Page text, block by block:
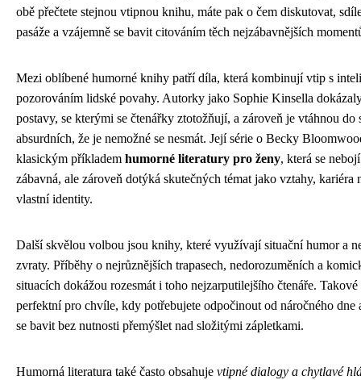
obě přečtete stejnou vtipnou knihu, máte pak o čem diskutovat,
pasáže a vzájemně se bavit citováním těch nejzábavnějších
Mezi oblíbené humorné knihy patří díla, která kombinují vtip s
pozorováním lidské povahy. Autorky jako Sophie Kinsella
postavy, se kterými se čtenářky ztotožňují, a zároveň je vtáhnou do
absurdních, že je nemožné se nesmát. Její série o Becky
klasickým příkladem humorné literatury pro ženy, která se
zábavná, ale zároveň dotýká skutečných témat jako vztahy, kariéra
vlastní identity.
Další skvělou volbou jsou knihy, které využívají situační humor a
zvraty. Příběhy o nejrůznějších trapasech, nedorozuměních a
situacích dokážou rozesmát i toho nejzarputilejšího čtenáře.
perfektní pro chvíle, kdy potřebujete odpočinout od náročného dne
se bavit bez nutnosti přemýšlet nad složitými zápletkami.
Humorná literatura také často obsahuje vtipné dialogy a chytlavé